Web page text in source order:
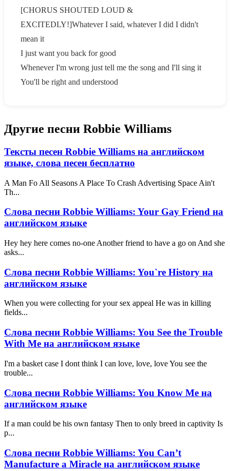
[CHORUS SHOUTED LOUD &
EXCITEDLY!]Whatever I said, whatever I did I didn't
mean it
I just want you back for good
Whenever I'm wrong just tell me the song and I'll sing it
You'll be right and understood
Другие песни Robbie Williams
Тексты песен Robbie Williams на английском
языке, слова песен бесплатно
A Man Fo All Seasons A Place To Crash Advertising Space Ain't
Th...
Слова песни Robbie Williams: Your Gay Friend на
английском языке
Hey hey here comes no-one Another friend to have a go on And she
asks...
Слова песни Robbie Williams: You`re History на
английском языке
When you were collecting for your sex appeal He was in killing
fields...
Слова песни Robbie Williams: You See the Trouble
With Me на английском языке
I'm a basket case I dont think I can love, love, love You see the
trouble...
Слова песни Robbie Williams: You Know Me на
английском языке
If a man could be his own fantasy Then to only breed in captivity Is
p...
Слова песни Robbie Williams: You Can’t
Manufacture a Miracle на английском языке